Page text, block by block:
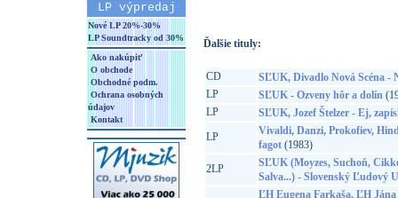
LP výpredaj
Nové LP 20%-30%
LP Soundtracky od 30%
Ako nakúpiť
O obchode
Obchodné podm.
Ochrana osobných
údajov
Kontakt
Ďalšie tituly:
CD
SĽUK, Divadlo Nová Scéna -
LP
SĽUK - Ozveny hôr a dolín
LP
SĽUK, Jozef Štelzer - Ej,
LP
Vivaldi, Danzi, Prokofiev,
fagot(1983)
2LP
SĽUK (Moyzes, Suchoň,
Salva...) - Slovenský Ľudový
ĽH Eugena Farkaša, ĽH